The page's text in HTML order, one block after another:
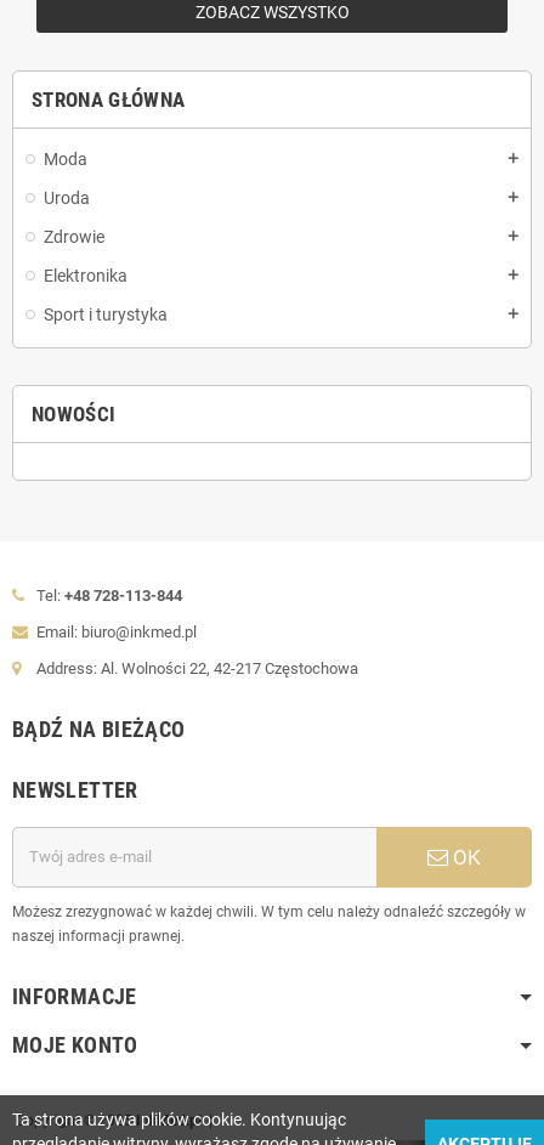
ZOBACZ WSZYSTKO
STRONA GŁÓWNA
Moda add
Uroda add
Zdrowie add
Elektronika add
Sport i turystyka add
NOWOŚCI
Tel: +48 728-113-844
Email: biuro@inkmed.pl
Address: Al. Wolności 22, 42-217 Częstochowa
BĄDŹ NA BIEŻĄCO
NEWSLETTER
OK
Możesz zrezygnować w każdej chwili. W tym celu należy odnaleźć szczegóły w
naszej informacji prawnej.
INFORMACJE
MOJE KONTO
Copyright © 2025InkMed.pl|
Ta strona używa plików cookie. Kontynuując